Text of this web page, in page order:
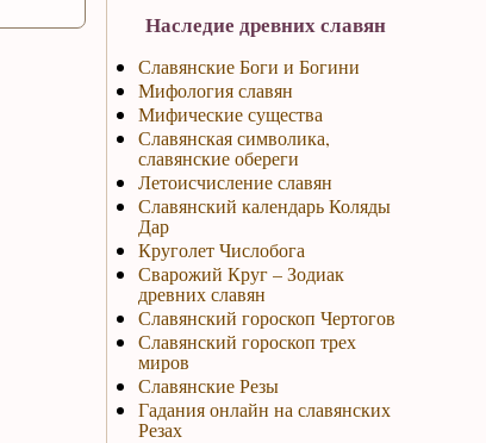
Наследие древних славян
Славянские Боги и Богини
Мифология славян
Мифические существа
Славянская символика,
славянские обереги
Летоисчисление славян
Славянский календарь Коляды
Дар
Круголет Числобога
Сварожий Круг – Зодиак
древних славян
Славянский гороскоп Чертогов
Славянский гороскоп трех
миров
Славянские Резы
Гадания онлайн на славянских
Резах